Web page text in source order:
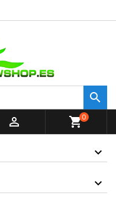

 shopping_cart0